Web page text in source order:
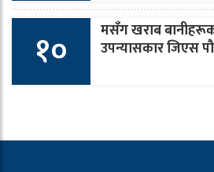
१० मसँग खराब
उपन्यासकार जिएस